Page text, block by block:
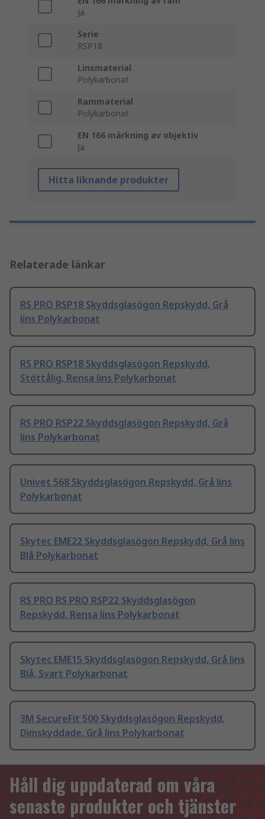
Ja
Serie
RSP18
Linsmaterial
Polykarbonat
Rammaterial
Polykarbonat
EN 166 märkning av objektiv
Ja
Hitta liknande produkter
Relaterade länkar
RS PRO RSP18 Skyddsglasögon Repskydd, Grå
lins Polykarbonat
RS PRO RSP18 Skyddsglasögon Repskydd,
Stöttålig, Rensa lins Polykarbonat
RS PRO RSP22 Skyddsglasögon Repskydd, Grå
lins Polykarbonat
Univet 568 Skyddsglasögon Repskydd, Grå lins
Polykarbonat
Skytec EME22 Skyddsglasögon Repskydd, Grå lins
Blå Polykarbonat
RS PRO RS PRO RSP22 Skyddsglasögon
Repskydd, Rensa lins Polykarbonat
Skytec EME15 Skyddsglasögon Repskydd, Grå lins
Blå, Svart Polykarbonat
3M SecureFit 500 Skyddsglasögon Repskydd,
Dimskyddade, Grå lins Polykarbonat
Håll dig uppdaterad om våra
senaste produkter och tjänster